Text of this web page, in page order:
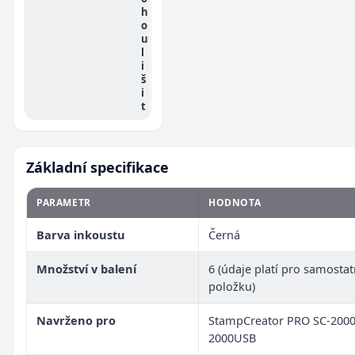
h
o
u
l
i
š
i
t
Základní specifikace
PARAMETR HODNOTA
Barva inkoustu Černá
Množství v balení
6 (údaje platí pro
položku)
Navrženo pro
StampCreator PRO SC-
2000USB